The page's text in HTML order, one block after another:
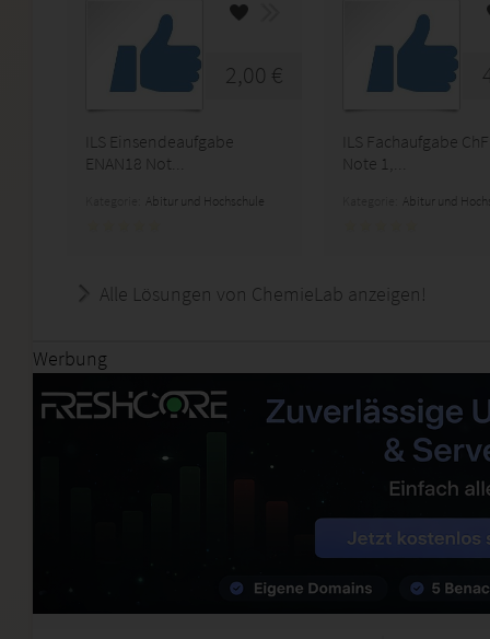
2,00 €
ILS Einsendeaufgabe
ENAN18 Not...
Abitur und Hochschule
ILS Fachaufgabe
Note 1,...
Abitur und
Alle Lösungen von ChemieLab anzeigen!
Werbung